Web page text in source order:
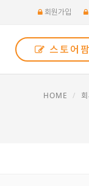
회원가입
스토어
HOME